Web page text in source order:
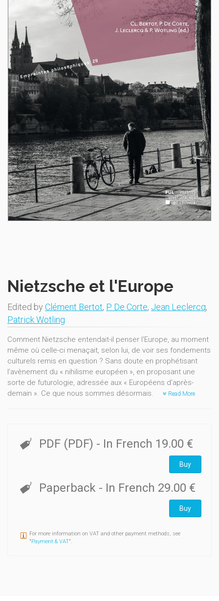
Nietzsche et l'Europe
Edited by Clément Bertot, P. De Corte, Jean Leclercq,
Patrick Wotling
Comment Nietzsche entendait-il penser l'Europe, au moment
même où celle-ci menaçait, selon lui, de voir ses fondements
culturels remis en question ? Sans doute en prophétisant
l’avènement du « nihilisme européen », en proposant une
sorte de futurologie, adressée aux « Européens d’après-
demain ». Ce que nous sommes désormais.
Read More
PDF (PDF) - In French 19.00 €
Buy
Paperback - In French 29.00 €
Buy
For more information on VAT and other payment methods, see
"Payment & VAT".